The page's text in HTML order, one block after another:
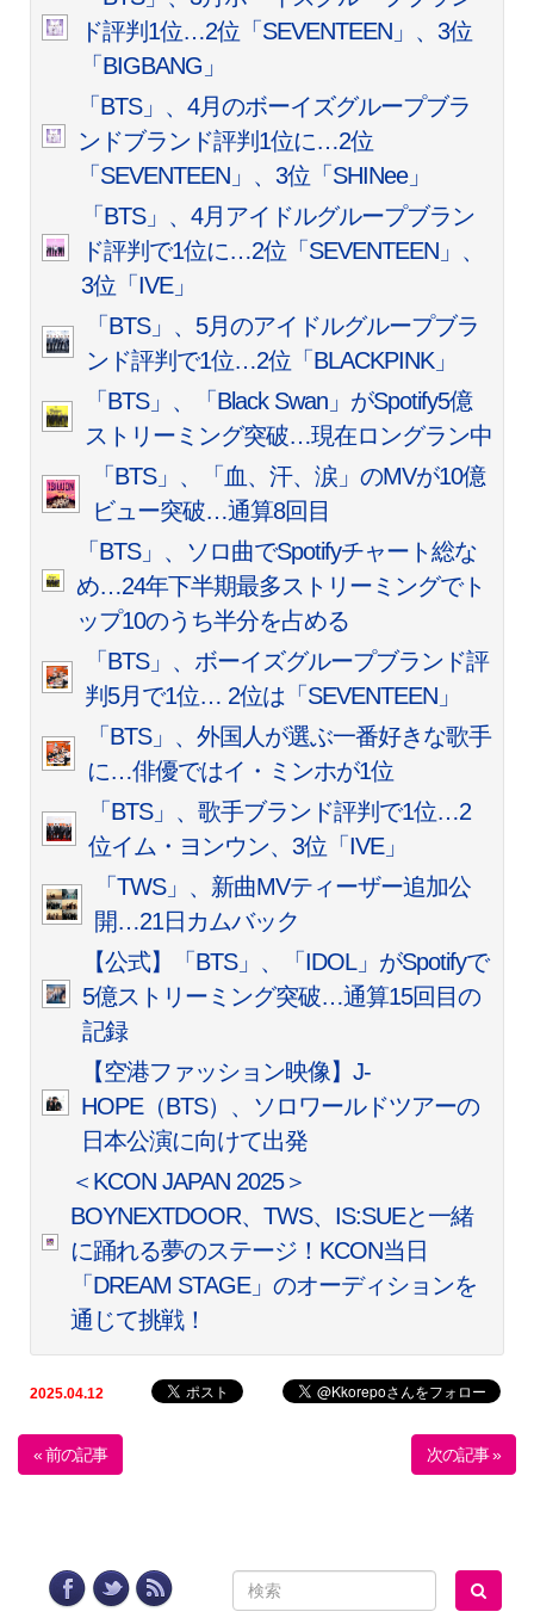
ド評判1位…2位「SEVENTEEN」、3位
「BIGBANG」
「BTS」、4月のボーイズグループブラ
ンドブランド評判1位に…2位
「SEVENTEEN」、3位「SHINee」
「BTS」、4月アイドルグループブラン
ド評判で1位に…2位「SEVENTEEN」、
3位「IVE」
「BTS」、5月のアイドルグループブラ
ンド評判で1位…2位「BLACKPINK」
「BTS」、「Black Swan」がSpotify5億
ストリーミング突破…現在ロングラン中
「BTS」、「血、汗、涙」のMVが10億
ビュー突破…通算8回目
「BTS」、ソロ曲でSpotifyチャート総な
め…24年下半期最多ストリーミングでト
ップ10のうち半分を占める
「BTS」、ボーイズグループブランド評
判5月で1位… 2位は「SEVENTEEN」
「BTS」、外国人が選ぶ一番好きな歌手
に…俳優ではイ・ミンホが1位
「BTS」、歌手ブランド評判で1位…2
位イム・ヨンウン、3位「IVE」
「TWS」、新曲MVティーザー追加公
開…21日カムバック
【公式】「BTS」、「IDOL」がSpotifyで
5億ストリーミング突破…通算15回目の
記録
【空港ファッション映像】J-
HOPE（BTS）、ソロワールドツアーの
日本公演に向けて出発
＜KCON JAPAN 2025＞
BOYNEXTDOOR、TWS、IS:SUEと一緒
に踊れる夢のステージ！KCON当日
「DREAM STAGE」のオーディションを
通じて挑戦！
2025.04.12
« 前の記事 次の記事 »